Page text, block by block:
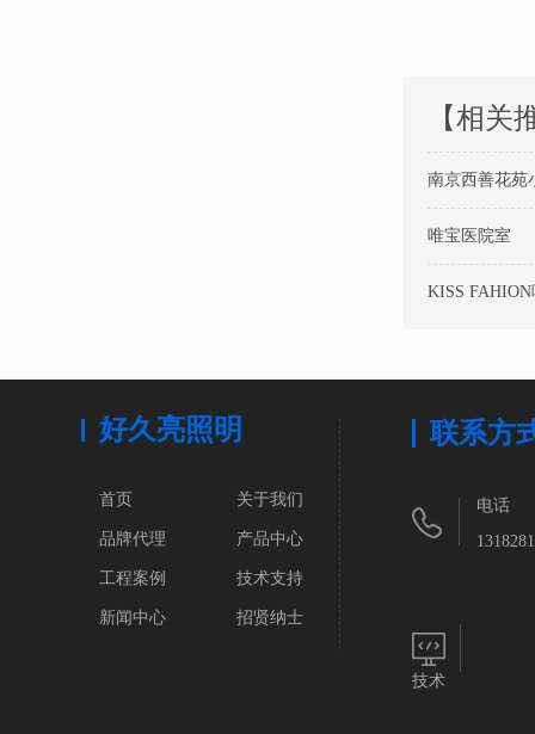
【相关
南京西善花苑
唯宝医院室
KISS
好久亮照明
首页 关于我们
品牌代理 产品中心
工程案例 技术支持
新闻中心 招贤纳士
联系方
电话
技术